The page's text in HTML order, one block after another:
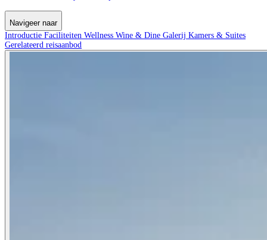
Navigeer naar
Introductie Faciliteiten Wellness Wine & Dine Galerij Kamers & Suites
Gerelateerd reisaanbod